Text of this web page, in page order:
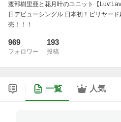
渡部樹里亜と花月叶のユニット【
日デビューシングル 日本初！ビリヤー
売！！！
969
フォロワー
193
投稿
一覧 人気